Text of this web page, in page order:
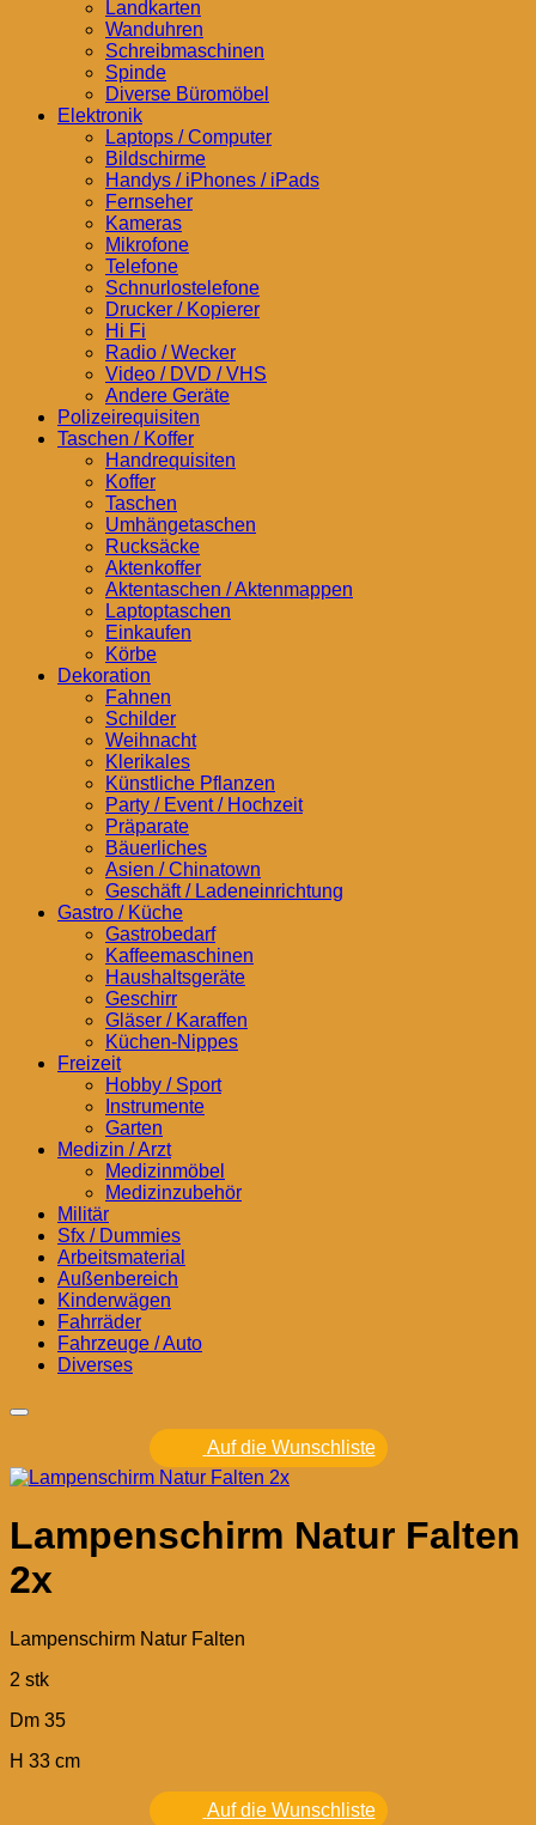
Landkarten
Wanduhren
Schreibmaschinen
Spinde
Diverse Büromöbel
Elektronik
Laptops / Computer
Bildschirme
Handys / iPhones / iPads
Fernseher
Kameras
Mikrofone
Telefone
Schnurlostelefone
Drucker / Kopierer
Hi Fi
Radio / Wecker
Video / DVD / VHS
Andere Geräte
Polizeirequisiten
Taschen / Koffer
Handrequisiten
Koffer
Taschen
Umhängetaschen
Rucksäcke
Aktenkoffer
Aktentaschen / Aktenmappen
Laptoptaschen
Einkaufen
Körbe
Dekoration
Fahnen
Schilder
Weihnacht
Klerikales
Künstliche Pflanzen
Party / Event / Hochzeit
Präparate
Bäuerliches
Asien / Chinatown
Geschäft / Ladeneinrichtung
Gastro / Küche
Gastrobedarf
Kaffeemaschinen
Haushaltsgeräte
Geschirr
Gläser / Karaffen
Küchen-Nippes
Freizeit
Hobby / Sport
Instrumente
Garten
Medizin / Arzt
Medizinmöbel
Medizinzubehör
Militär
Sfx / Dummies
Arbeitsmaterial
Außenbereich
Kinderwägen
Fahrräder
Fahrzeuge / Auto
Diverses
Auf die Wunschliste
Lampenschirm Natur Falten
2x
Lampenschirm Natur Falten
2 stk
Dm 35
H 33 cm
Auf die Wunschliste